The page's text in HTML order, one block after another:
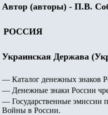
Автор (авторы) - П.В.
РОССИЯ
Украинская Держава
— Каталог денежных знаков
— Денежные знаки России
— Государственные эмиссии
Войны в России.